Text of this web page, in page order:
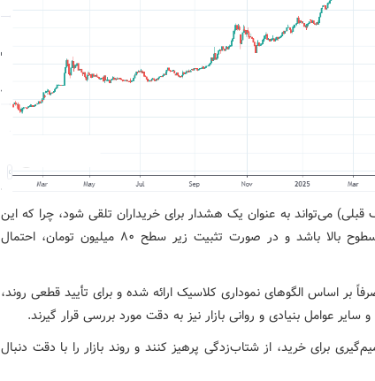
می‌تواند به عنوان یک هشدار برای خریداران تلقی شود، چرا که این
امر می‌تواند ناشی از خستگی تقاضا در سطوح بالا باشد و در صورت تثبیت زیر سطح ۸۰ میلیون تومان، احتمال
بر اساس الگوهای نموداری کلاسیک ارائه شده و برای تأیید قطعی روند،
عوامل بنیادی و روانی بازار نیز به دقت مورد بررسی قرار گیرند.
برای خرید، از شتاب‌زدگی پرهیز کنند و روند بازار را با دقت دنبال